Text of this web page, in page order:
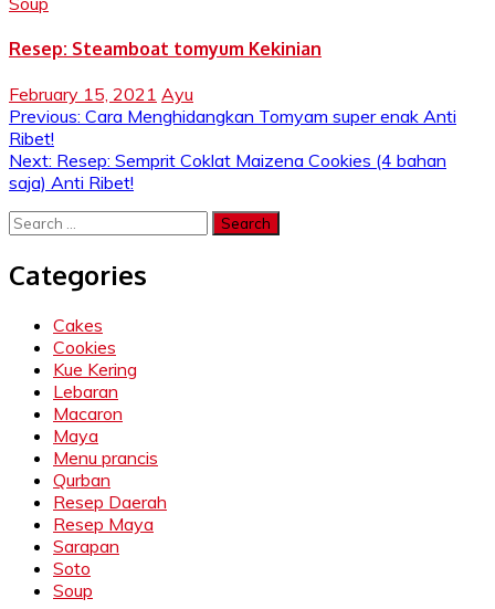
Resep: Steamboat tomyum Kekinian
February 15, 2021 Ayu
Post
navigation
Previous: Cara Menghidangkan Tomyam super enak Anti
Ribet!
Next: Resep: Semprit Coklat Maizena Cookies (4 bahan
saja) Anti Ribet!
Search
Categories
Cakes
Cookies
Kue Kering
Lebaran
Macaron
Maya
Menu prancis
Qurban
Resep Daerah
Resep Maya
Sarapan
Soto
Soup